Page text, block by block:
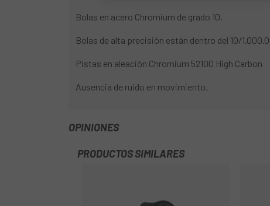
Bolas en acero Chromium de grado 10.
Bolas de alta precisión están dentro del 10/
Pistas en aleación Chromium 52100 High Carbon
Ausencia de ruido en movimiento.
OPINIONES
PRODUCTOS SIMILARES